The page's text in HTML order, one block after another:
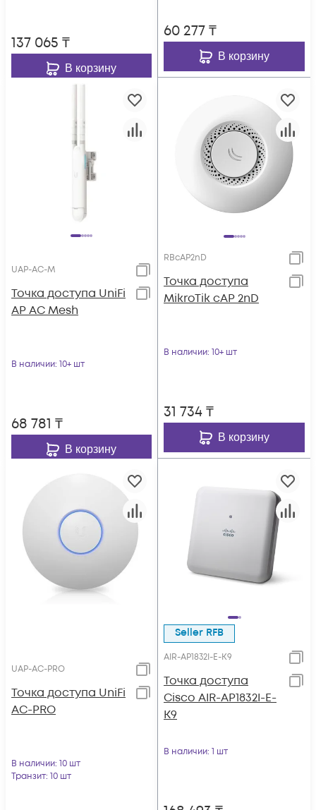
137 065 ₸
В корзину
60 277₸
В корзину
UAP-AC-M
Toчка доступа UniFi
AP AC Mesh
В наличии: 10+ шт
68 781 ₸
В корзину
RBcAP2nD
Точка доступа
MikroTik cAP 2nD
В наличии: 10+ шт
31 734₸
В корзину
UAP-AC-PRO
Toчка доступа UniFi
AC-PRO
В наличии: 10 шт
Транзит: 10 шт
Seller RFB
AIR-AP1832I-E-K9
Точка доступа
Cisco AIR-AP1832I-E-
K9
В наличии: 1 шт